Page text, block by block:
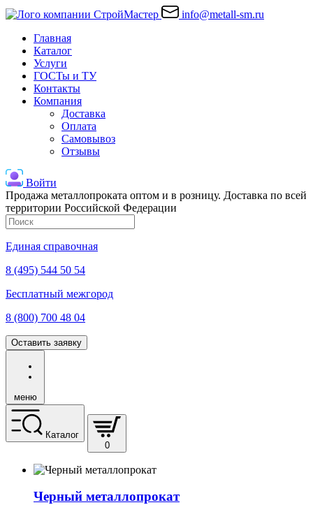
info@metall-sm.ru
Главная
Каталог
Услуги
ГОСТы и ТУ
Контакты
Компания
Доставка
Оплата
Самовывоз
Отзывы
Войти
Продажа металлопроката оптом и в розницу. Доставка по всей
территории Российской Федерации
Единая справочная
8 (495) 544 50 54
Бесплатный межгород
8 (800) 700 48 04
Оставить заявку
меню
Каталог
0
Черный металлопрокат